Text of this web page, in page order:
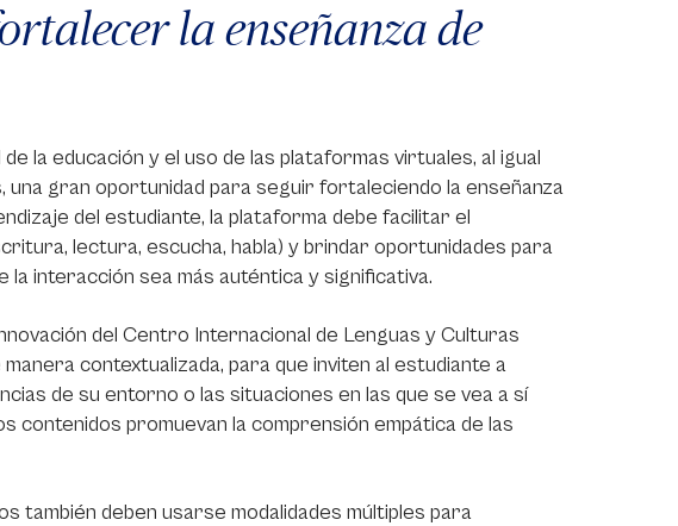
la enseñanza de
la educación y el uso de las plataformas virtuales, al igual
una gran oportunidad para seguir fortaleciendo la enseñanza
del estudiante, la plataforma debe facilitar el
lectura, escucha, habla) y brindar oportunidades para
interacción sea más auténtica y significativa.
del Centro Internacional de Lenguas y Culturas
contextualizada, para que inviten al estudiante a
de su entorno o las situaciones en las que se vea a sí
contenidos promuevan la comprensión empática de las
también deben usarse modalidades múltiples para